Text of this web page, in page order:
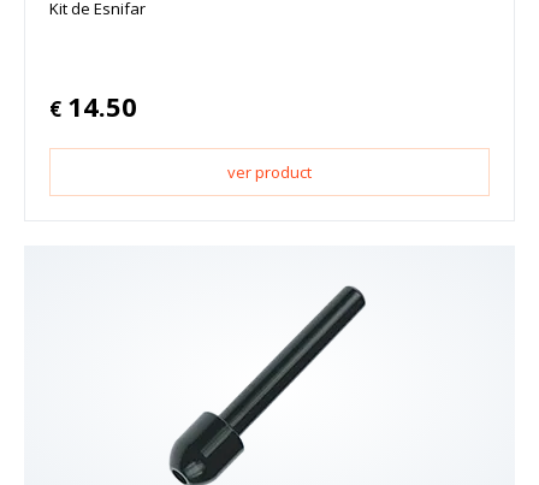
Kit de Esnifar
€ 14.50
ver product